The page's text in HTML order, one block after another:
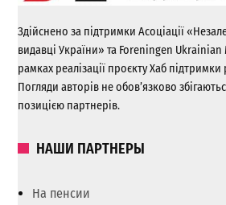
Здійснено за підтримки Асоціації
видавці України» та Foreningen
рамках реалізації проєкту Хаб
Погляди авторів не обов’язково
позицією партнерів.
НАШИ ПАРТНЕРЫ
На пенсии